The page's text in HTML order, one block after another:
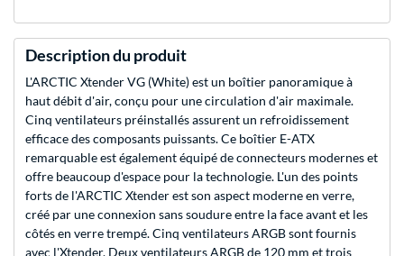
Description du produit
L'ARCTIC Xtender VG (White) est un boîtier panoramique à
haut débit d'air, conçu pour une circulation d'air maximale.
Cinq ventilateurs préinstallés assurent un refroidissement
efficace des composants puissants. Ce boîtier E-ATX
remarquable est également équipé de connecteurs modernes et
offre beaucoup d'espace pour la technologie. L'un des points
forts de l'ARCTIC Xtender est son aspect moderne en verre,
créé par une connexion sans soudure entre la face avant et les
côtés en verre trempé. Cinq ventilateurs ARGB sont fournis
avec l'Xtender. Deux ventilateurs ARGB de 120 mm et trois